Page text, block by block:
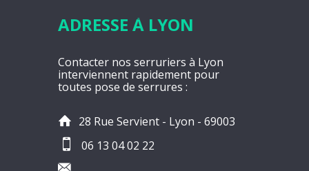
ADRESSE À LYON
Contacter nos serruriers à Lyon
interviennent rapidement pour
toutes pose de serrures :
28 Rue Servient - Lyon - 69003
06 13 04 02 22